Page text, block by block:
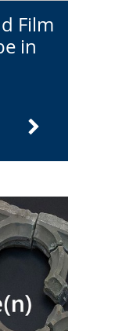
Film
in